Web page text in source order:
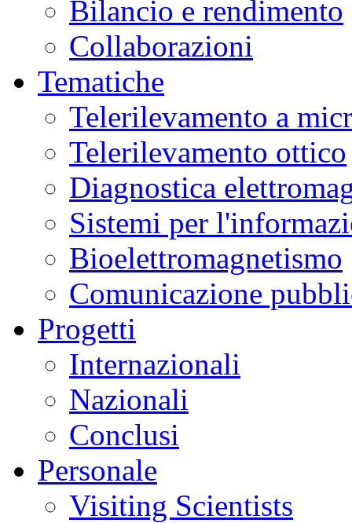
Bilancio e rendimento
Collaborazioni
Tematiche
Telerilevamento a
Telerilevamento ottico
Diagnostica
Sistemi per
Bioelettromagnetismo
Comunicazione
Progetti
Internazionali
Nazionali
Conclusi
Personale
Visiting Scientists